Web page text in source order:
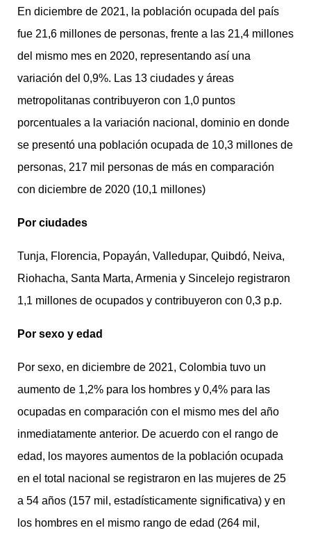
En diciembre de 2021, la población ocupada del país
fue 21,6 millones de personas, frente a las 21,4 millones
del mismo mes en 2020, representando así una
variación del 0,9%. Las 13 ciudades y áreas
metropolitanas contribuyeron con 1,0 puntos
porcentuales a la variación nacional, dominio en donde
se presentó una población ocupada de 10,3 millones de
personas, 217 mil personas de más en comparación
con diciembre de 2020 (10,1 millones)
Por ciudades
Tunja, Florencia, Popayán, Valledupar, Quibdó, Neiva,
Riohacha, Santa Marta, Armenia y Sincelejo registraron
1,1 millones de ocupados y contribuyeron con 0,3 p.p.
Por sexo y edad
Por sexo, en diciembre de 2021, Colombia tuvo un
aumento de 1,2% para los hombres y 0,4% para las
ocupadas en comparación con el mismo mes del año
inmediatamente anterior. De acuerdo con el rango de
edad, los mayores aumentos de la población ocupada
en el total nacional se registraron en las mujeres de 25
a 54 años (157 mil, estadísticamente significativa) y en
los hombres en el mismo rango de edad (264 mil,